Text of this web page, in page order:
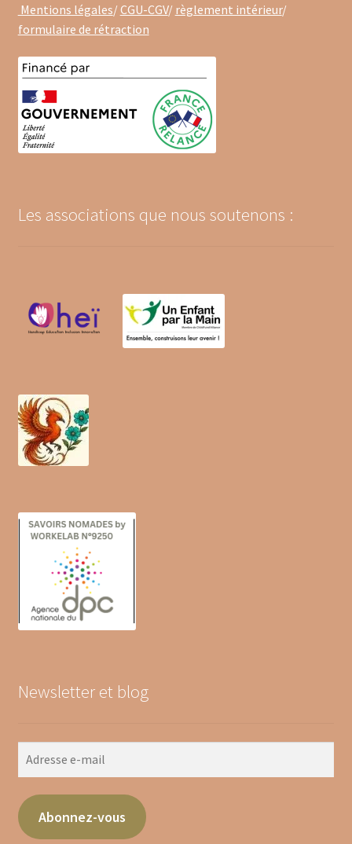
Mentions légales/CGU-CGV/ règlement intérieur/
formulaire de rétraction
Les associations que nous soutenons :
Newsletter et blog
Abonnez-vous